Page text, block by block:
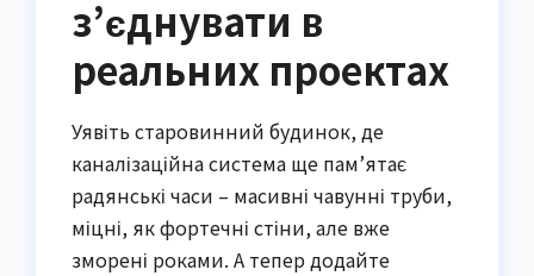
з’єднувати в
реальних проектах
Уявіть старовинний будинок, де
каналізаційна система ще пам’ятає
радянські часи – масивні чавунні труби,
міцні, як фортечні стіни, але вже
зморені роками. А тепер додайте